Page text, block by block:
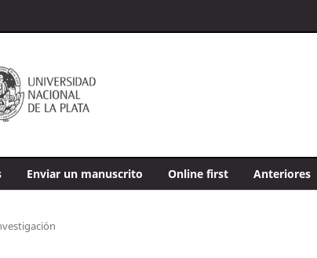
Enviar un manuscrito Online first Anteriores